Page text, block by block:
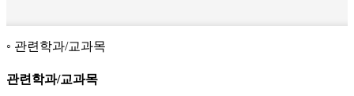
관련학과/교과목
관련학과/교과목